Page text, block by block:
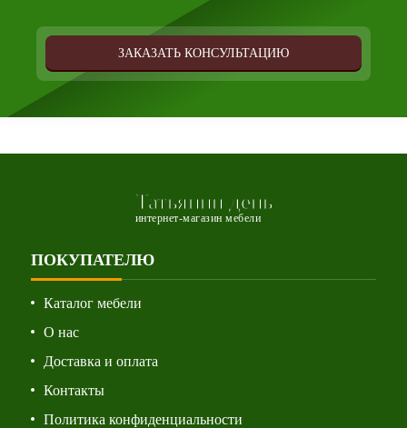
ЗАКАЗАТЬ КОНСУЛЬТАЦИЮ
Татьянин день
интернет-магазин мебели
ПОКУПАТЕЛЮ
Каталог мебели
О нас
Доставка и оплата
Контакты
Политика конфиденциальности